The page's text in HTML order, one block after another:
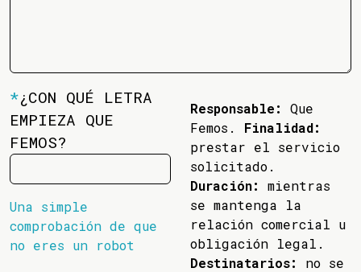
*¿CON QUÉ LETRA
EMPIEZA QUE
FEMOS?
Una simple
comprobación de que
no eres un robot
Responsable:
Que
Femos. Finalidad:
prestar el servicio
solicitado.
Duración:
mientras
se mantenga la
relación comercial u
obligación legal.
Destinatarios:
no se